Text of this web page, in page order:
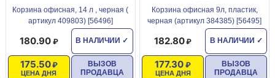
Корзина офисная, 14 л , черная (
артикул 409803) [56496]
В НАЛИЧИИ ✓
180.90
ЦЕНА ДНЯ
175.50
ВЫЗОВ
ПРОДАВЦА
Корзина офисная 9л, пластик,
черная (артикул 384385) [56495]
В НАЛИЧИИ ✓
182.80
ЦЕНА ДНЯ
177.30
ВЫЗОВ
ПРОДАВЦА